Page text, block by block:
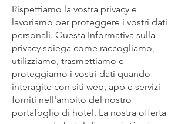
Rispettiamo la vostra privacy e
lavoriamo per proteggere i vostri dati
personali. Questa Informativa sulla
privacy spiega come raccogliamo,
utilizziamo, trasmettiamo e
proteggiamo i vostri dati quando
interagite con siti web, app e servizi
forniti nell'ambito del nostro
portafoglio di hotel. La nostra offerta